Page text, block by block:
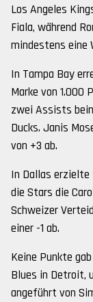
Los Angeles
Fiala, während
mindestens eine
In Tampa Bay
Marke von 1.000
zwei Assists
Ducks. Janis
von +3 ab.
In Dallas erzielte
die Stars die
Schweizer
einer -1 ab.
Keine Punkte
Blues in Detroit,
angeführt von